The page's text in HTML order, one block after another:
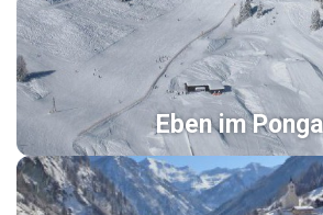
Eben im